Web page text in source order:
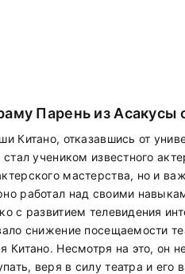
Парень из Асакусы
Китано, отказавшись от
стал учеником известного
мастерства, но и
работал над своими
с развитием телевидения
снижение посещаемости
Китано. Несмотря на это, он
веря в силу театра и